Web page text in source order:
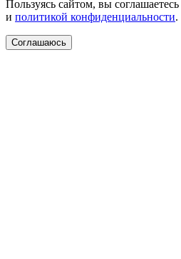
Пользуясь сайтом, вы
и политикой конфиденциальности.
Соглашаюсь